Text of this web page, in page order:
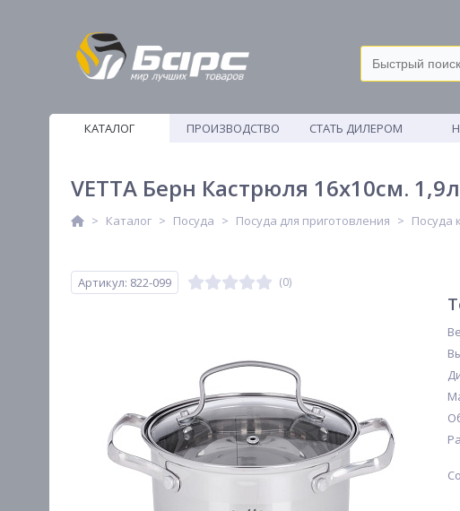
КАТАЛОГ
ПРОИЗВОДСТВО
СТАТЬ ДИЛЕРОМ
VETTA Берн Кастрюля 16х10см.
Каталог Посуда Посуда для приготовления Посуда
Артикул: 822-099 (0)